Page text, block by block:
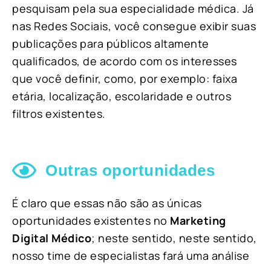
pesquisam pela sua especialidade médica. Já
nas Redes Sociais, você consegue exibir suas
publicações para públicos altamente
qualificados, de acordo com os interesses
que você definir, como, por exemplo: faixa
etária, localização, escolaridade e outros
filtros existentes.
Outras oportunidades
É claro que essas não são as únicas
oportunidades existentes no Marketing
Digital Médico; neste sentido, neste sentido,
nosso time de especialistas fará uma análise